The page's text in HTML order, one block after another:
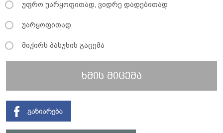
უფრო უარყოფითად, ვიდრე დადებითად
უარყოფითად
მიჭირს პასუხის გაცემა
ხმის მიცემა